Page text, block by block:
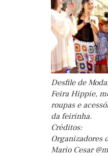
Desfile de
Feira Hippie,
roupas e
da feirinha.
Créditos:
Organizadores
Mario Cesar